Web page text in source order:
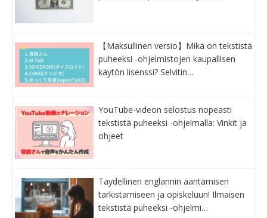
【Maksullinen versio】Mikä on tekstistä
puheeksi -ohjelmistojen kaupallisen
käytön lisenssi? Selvitin…
YouTube-videon selostus nopeasti
tekstistä puheeksi -ohjelmalla: Vinkit ja
ohjeet
Täydellinen englannin ääntämisen
tarkistamiseen ja opiskeluun! Ilmaisen
tekstistä puheeksi -ohjelmi…